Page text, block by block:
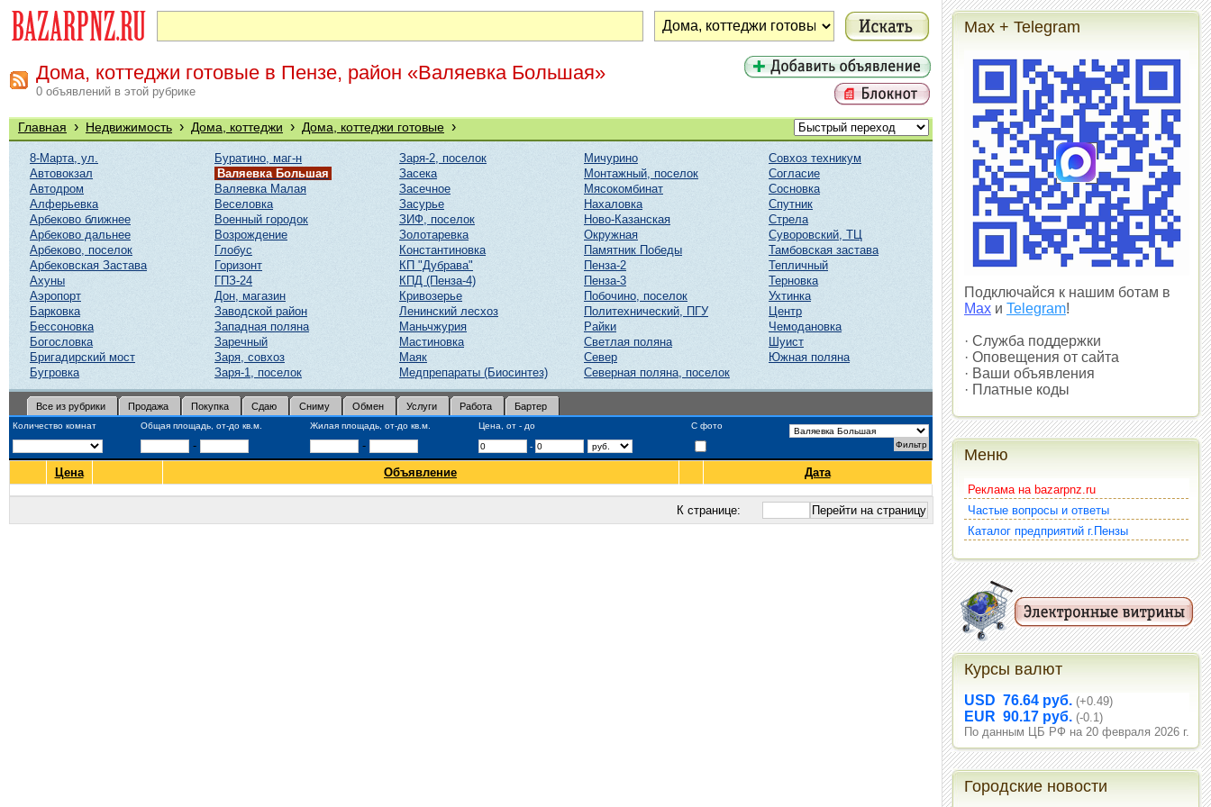
Дома, коттеджи готовые в Пензе, район «Валяевка Большая»
0 объявлений в этой рубрике
Главная › Недвижимость › Дома, коттеджи › Дома, коттеджи готовые ›
8-Марта, ул.
Автовокзал
Автодром
Алферьевка
Арбеково ближнее
Арбеково дальнее
Арбеково, поселок
Арбековская Застава
Ахуны
Аэропорт
Барковка
Бессоновка
Богословка
Бригадирский мост
Бугровка
Буратино, маг-н
Валяевка Большая
Валяевка Малая
Веселовка
Военный городок
Возрождение
Глобус
Горизонт
ГПЗ-24
Дон, магазин
Заводской район
Западная поляна
Заречный
Заря, совхоз
Заря-1, поселок
Заря-2, поселок
Засека
Засечное
Засурье
ЗИФ, поселок
Золотаревка
Константиновка
КП "Дубрава"
КПД (Пенза-4)
Кривозерье
Ленинский лесхоз
Маньчжурия
Мастиновка
Маяк
Медпрепараты (Биосинтез)
Мичурино
Монтажный, поселок
Мясокомбинат
Нахаловка
Ново-Казанская
Окружная
Памятник Победы
Пенза-2
Пенза-3
Побочино, поселок
Политехнический, ПГУ
Райки
Светлая поляна
Север
Северная поляна, поселок
Совхоз техникум
Согласие
Сосновка
Спутник
Стрела
Суворовский, ТЦ
Тамбовская застава
Тепличный
Терновка
Ухтинка
Центр
Чемодановка
Шуист
Южная поляна
Все из рубрики Продажа Покупка Сдаю Сниму Обмен Услуги Работа Бартер
Количество комнат Общая площадь, от-до кв.м. Жилая площадь, от-до кв.м. Цена, от - до С фото
- - -
Цена Объявление Дата
К странице:
Max + Telegram
Подключайся к нашим ботам в
Max и Telegram!
· Служба поддержки
· Оповещения от сайта
· Ваши объявления
· Платные коды
Меню
Реклама на bazarpnz.ru
Частые вопросы и ответы
Каталог предприятий г.Пензы
Курсы валют
USD 76.64 руб. (+0.49)
EUR 90.17 руб. (-0.1)
По данным ЦБ РФ на 20 февраля 2026 г.
Городские новости